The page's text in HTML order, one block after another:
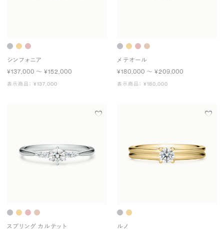
シンフォニア
¥137,000 〜 ¥152,000
表示商品： ¥137,000
メテオール
¥180,000 〜 ¥209,000
表示商品： ¥180,000
スプリング カルテット
ルノ